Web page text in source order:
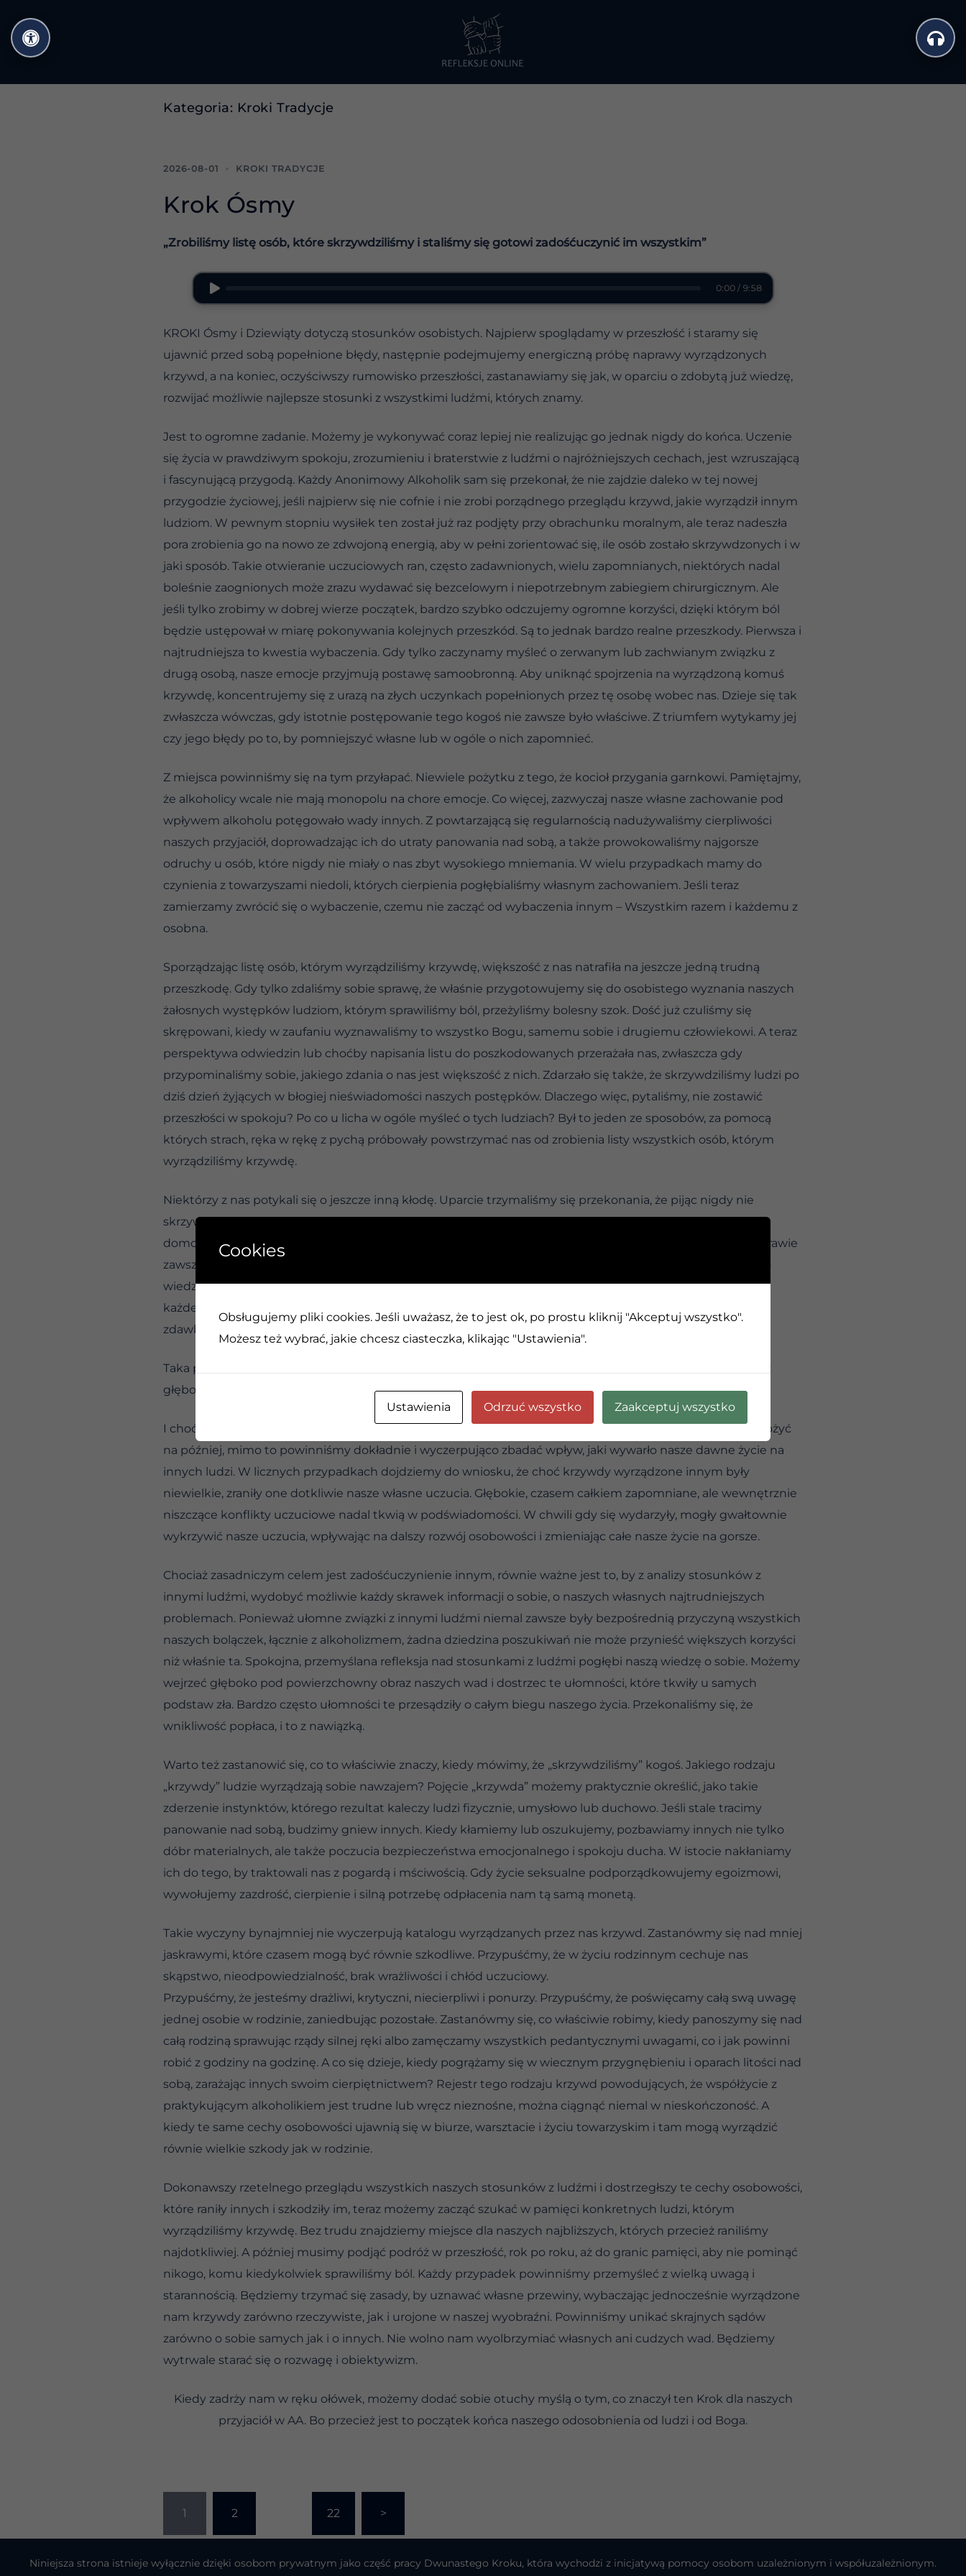
do
treści
Kategoria: Kroki Tradycje
2026-08-01 KROKI TRADYCJE
Krok Ósmy
„Zrobiliśmy listę osób, które skrzywdziliśmy i staliśmy się gotowi zadośćuczynić im wszystkim”
0:00 / 9:58
KROKI Ósmy i Dziewiąty dotyczą stosunków osobistych. Najpierw spoglądamy w przeszłość i staramy się
ujawnić przed sobą popełnione błędy, następnie podejmujemy energiczną próbę naprawy wyrządzonych
krzywd, a na koniec, oczyściwszy rumowisko przeszłości, zastanawiamy się jak, w oparciu o zdobytą już wiedzę,
rozwijać możliwie najlepsze stosunki z wszystkimi ludźmi, których znamy.
Jest to ogromne zadanie. Możemy je wykonywać coraz lepiej nie realizując go jednak nigdy do końca. Uczenie
się życia w prawdziwym spokoju, zrozumieniu i braterstwie z ludźmi o najróżniejszych cechach, jest wzruszającą
i fascynującą przygodą. Każdy Anonimowy Alkoholik sam się przekonał, że nie zajdzie daleko w tej nowej
przygodzie życiowej, jeśli najpierw się nie cofnie i nie zrobi porządnego przeglądu krzywd, jakie wyrządził innym
ludziom. W pewnym stopniu wysiłek ten został już raz podjęty przy obrachunku moralnym, ale teraz nadeszła
pora zrobienia go na nowo ze zdwojoną energią, aby w pełni zorientować się, ile osób zostało skrzywdzonych i w
jaki sposób. Takie otwieranie uczuciowych ran, często zadawnionych, wielu zapomnianych, niektórych nadal
boleśnie zaognionych może zrazu wydawać się bezcelowym i niepotrzebnym zabiegiem chirurgicznym. Ale
jeśli tylko zrobimy w dobrej wierze początek, bardzo szybko odczujemy ogromne korzyści, dzięki którym ból
będzie ustępował w miarę pokonywania kolejnych przeszkód. Są to jednak bardzo realne przeszkody. Pierwsza i
najtrudniejsza to kwestia wybaczenia. Gdy tylko zaczynamy myśleć o zerwanym lub zachwianym związku z
drugą osobą, nasze emocje przyjmują postawę samoobronną. Aby uniknąć spojrzenia na wyrządzoną komuś
krzywdę, koncentrujemy się z urazą na złych uczynkach popełnionych przez tę osobę wobec nas. Dzieje się tak
zwłaszcza wówczas, gdy istotnie postępowanie tego kogoś nie zawsze było właściwe. Z triumfem wytykamy jej
czy jego błędy po to, by pomniejszyć własne lub w ogóle o nich zapomnieć.
Z miejsca powinniśmy się na tym przyłapać. Niewiele pożytku z tego, że kocioł przygania garnkowi. Pamiętajmy,
że alkoholicy wcale nie mają monopolu na chore emocje. Co więcej, zazwyczaj nasze własne zachowanie pod
wpływem alkoholu potęgowało wady innych. Z powtarzającą się regularnością nadużywaliśmy cierpliwości
naszych przyjaciół, doprowadzając ich do utraty panowania nad sobą, a także prowokowaliśmy najgorsze
odruchy u osób, które nigdy nie miały o nas zbyt wysokiego mniemania. W wielu przypadkach mamy do
czynienia z towarzyszami niedoli, których cierpienia pogłębialiśmy własnym zachowaniem. Jeśli teraz
zamierzamy zwrócić się o wybaczenie, czemu nie zacząć od wybaczenia innym – Wszystkim razem i każdemu z
osobna.
Sporządzając listę osób, którym wyrządziliśmy krzywdę, większość z nas natrafiła na jeszcze jedną trudną
przeszkodę. Gdy tylko zdaliśmy sobie sprawę, że właśnie przygotowujemy się do osobistego wyznania naszych
żałosnych występków ludziom, którym sprawiliśmy ból, przeżyliśmy bolesny szok. Dość już czuliśmy się
skrępowani, kiedy w zaufaniu wyznawaliśmy to wszystko Bogu, samemu sobie i drugiemu człowiekowi. A teraz
perspektywa odwiedzin lub choćby napisania listu do poszkodowanych przerażała nas, zwłaszcza gdy
przypominaliśmy sobie, jakiego zdania o nas jest większość z nich. Zdarzało się także, że skrzywdziliśmy ludzi po
dziś dzień żyjących w błogiej nieświadomości naszych postępków. Dlaczego więc, pytaliśmy, nie zostawić
przeszłości w spokoju? Po co u licha w ogóle myśleć o tych ludziach? Był to jeden ze sposobów, za pomocą
których strach, ręka w rękę z pychą próbowały powstrzymać nas od zrobienia listy wszystkich osób, którym
wyrządziliśmy krzywdę.
Niektórzy z nas potykali się o jeszcze inną kłodę. Uparcie trzymaliśmy się przekonania, że pijąc nigdy nie
skrzywdziliśmy nikogo prócz siebie. Rodzina nie ucierpiała, bo przecież pokrywaliśmy wszystkie wydatki
domowe i prawie nigdy nie piliśmy w domu. Nasi współpracownicy nie ponieśli żadnej szkody, ponieważ prawie
zawsze przychodziliśmy do pracy. Nasza reputacja pozostawała bez szwanku, bo – jak sądziliśmy – mało kto
wiedział, że w ogóle piliśmy. A ci, co wiedzieli, nieraz nas zapewniali, że wesoła popijawa może zdarzyć się
każdemu. O jakich więc tu krzywdach mowa? Co najwyżej kilku takich, które bez trudu uda się naprawić
zdawkowymi przeprosinami.
Taka postawa jest oczywiście rezultatem celowego zapominania. Postawę tę można zmienić jedynie przez
głęboki i szczery wgląd we własne motywy i postępki.
I choć w niektórych przypadkach w ogóle nie możemy dokonać zadośćuczynienia, a czasem trzeba je odłożyć
na później, mimo to powinniśmy dokładnie i wyczerpująco zbadać wpływ, jaki wywarło nasze dawne życie na
innych ludzi. W licznych przypadkach dojdziemy do wniosku, że choć krzywdy wyrządzone innym były
niewielkie, zraniły one dotkliwie nasze własne uczucia. Głębokie, czasem całkiem zapomniane, ale wewnętrznie
niszczące konflikty uczuciowe nadal tkwią w podświadomości. W chwili gdy się wydarzyły, mogły gwałtownie
wykrzywić nasze uczucia, wpływając na dalszy rozwój osobowości i zmieniając całe nasze życie na gorsze.
Chociaż zasadniczym celem jest zadośćuczynienie innym, równie ważne jest to, by z analizy stosunków z
innymi ludźmi, wydobyć możliwie każdy skrawek informacji o sobie, o naszych własnych najtrudniejszych
problemach. Ponieważ ułomne związki z innymi ludźmi niemal zawsze były bezpośrednią przyczyną wszystkich
naszych bolączek, łącznie z alkoholizmem, żadna dziedzina poszukiwań nie może przynieść większych korzyści
niż właśnie ta. Spokojna, przemyślana refleksja nad stosunkami z ludźmi pogłębi naszą wiedzę o sobie. Możemy
wejrzeć głęboko pod powierzchowny obraz naszych wad i dostrzec te ułomności, które tkwiły u samych
podstaw zła. Bardzo często ułomności te przesądziły o całym biegu naszego życia. Przekonaliśmy się, że
wnikliwość popłaca, i to z nawiązką.
Warto też zastanowić się, co to właściwie znaczy, kiedy mówimy, że „skrzywdziliśmy” kogoś. Jakiego rodzaju
„krzywdy” ludzie wyrządzają sobie nawzajem? Pojęcie „krzywda” możemy praktycznie określić, jako takie
zderzenie instynktów, którego rezultat kaleczy ludzi fizycznie, umysłowo lub duchowo. Jeśli stale tracimy
panowanie nad sobą, budzimy gniew innych. Kiedy kłamiemy lub oszukujemy, pozbawiamy innych nie tylko
dóbr materialnych, ale także poczucia bezpieczeństwa emocjonalnego i spokoju ducha. W istocie nakłaniamy
ich do tego, by traktowali nas z pogardą i mściwością. Gdy życie seksualne podporządkowujemy egoizmowi,
wywołujemy zazdrość, cierpienie i silną potrzebę odpłacenia nam tą samą monetą.
Takie wyczyny bynajmniej nie wyczerpują katalogu wyrządzanych przez nas krzywd. Zastanówmy się nad mniej
jaskrawymi, które czasem mogą być równie szkodliwe. Przypuśćmy, że w życiu rodzinnym cechuje nas
skąpstwo, nieodpowiedzialność, brak wrażliwości i chłód uczuciowy.
Przypuśćmy, że jesteśmy drażliwi, krytyczni, niecierpliwi i ponurzy. Przypuśćmy, że poświęcamy całą swą uwagę
jednej osobie w rodzinie, zaniedbując pozostałe. Zastanówmy się, co właściwie robimy, kiedy panoszymy się nad
całą rodziną sprawując rządy silnej ręki albo zamęczamy wszystkich pedantycznymi uwagami, co i jak powinni
robić z godziny na godzinę. A co się dzieje, kiedy pogrążamy się w wiecznym przygnębieniu i oparach litości nad
sobą, zarażając innych swoim cierpiętnictwem? Rejestr tego rodzaju krzywd powodujących, że współżycie z
praktykującym alkoholikiem jest trudne lub wręcz nieznośne, można ciągnąć niemal w nieskończoność. A
kiedy te same cechy osobowości ujawnią się w biurze, warsztacie i życiu towarzyskim i tam mogą wyrządzić
równie wielkie szkody jak w rodzinie.
Dokonawszy rzetelnego przeglądu wszystkich naszych stosunków z ludźmi i dostrzegłszy te cechy osobowości,
które raniły innych i szkodziły im, teraz możemy zacząć szukać w pamięci konkretnych ludzi, którym
wyrządziliśmy krzywdę. Bez trudu znajdziemy miejsce dla naszych najbliższych, których przecież raniliśmy
najdotkliwiej. A później musimy podjąć podróż w przeszłość, rok po roku, aż do granic pamięci, aby nie pominąć
nikogo, komu kiedykolwiek sprawiliśmy ból. Każdy przypadek powinniśmy przemyśleć z wielką uwagą i
starannością. Będziemy trzymać się zasady, by uznawać własne przewiny, wybaczając jednocześnie wyrządzone
nam krzywdy zarówno rzeczywiste, jak i urojone w naszej wyobraźni. Powinniśmy unikać skrajnych sądów
zarówno o sobie samych jak i o innych. Nie wolno nam wyolbrzymiać własnych ani cudzych wad. Będziemy
wytrwale starać się o rozwagę i obiektywizm.
Kiedy zadrży nam w ręku ołówek, możemy dodać sobie otuchy myślą o tym, co znaczył ten Krok dla naszych
przyjaciół w AA. Bo przecież jest to początek końca naszego odosobnienia od ludzi i od Boga.
wpisów
1 2 22 >
Niniejsza strona istnieje wyłącznie dzięki osobom prywatnym jako część pracy Dwunastego Kroku, która wychodzi z inicjatywą pomocy osobom uzależnionym i współuzależnionym.
Cookies
Obsługujemy pliki cookies. Jeśli uważasz, że to jest ok, po prostu kliknij "Akceptuj wszystko".
Możesz też wybrać, jakie chcesz ciasteczka, klikając "Ustawienia".
Ustawienia Odrzuć wszystko Zaakceptuj wszystko